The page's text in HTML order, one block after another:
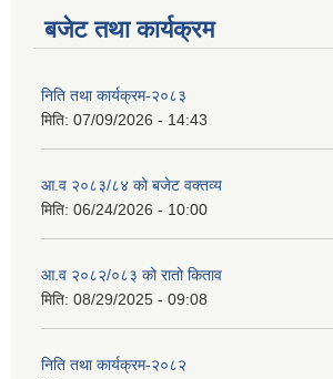
बजेट तथा कार्यक्रम
निति तथा कार्यक्रम-२०८३
मिति: 07/09/2026 - 14:43
आ.व २०८३/८४ को बजेट वक्तव्य
मिति: 06/24/2026 - 10:00
आ.व २०८२/०८३ को रातो किताव
मिति: 08/29/2025 - 09:08
निति तथा कार्यक्रम-२०८२